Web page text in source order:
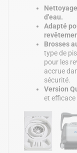
d'eau.
Adapté
Brosses
type de
pour les
accrue
sécurité.
Version
et efficace